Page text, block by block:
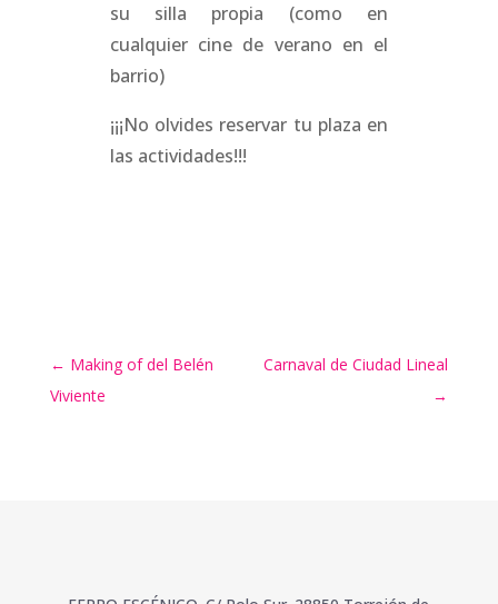
su silla propia (como en
cualquier cine de verano en el
barrio)
¡¡¡No olvides reservar tu plaza en
las actividades!!!
← Making of del Belén
Viviente
Carnaval de Ciudad Lineal
→